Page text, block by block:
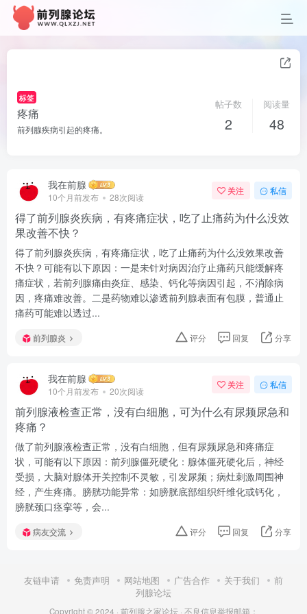
标签
疼痛
前列腺疾病引起的疼痛。
帖子数
2
阅读量
48
我在前腺
10个月前发布 28次阅读
关注 私信
得了前列腺炎疾病，有疼痛症状，吃了止痛药为什么没效
果改善不快？
得了前列腺炎疾病，有疼痛症状，吃了止痛药为什么没效果改善
不快？可能有以下原因：一是未针对病因治疗止痛药只能缓解疼
痛症状，若前列腺痛由炎症、感染、钙化等病因引起，不消除病
因，疼痛难改善。二是药物难以渗透前列腺表面有包膜，普通止
痛药可能难以透过...
前列腺炎 评分 回复 分享
我在前腺
10个月前发布 20次阅读
关注 私信
前列腺液检查正常，没有白细胞，可为什么有尿频尿急和
疼痛？
做了前列腺液检查正常，没有白细胞，但有尿频尿急和疼痛症
状，可能有以下原因：前列腺僵死硬化：腺体僵死硬化后，神经
受损，大脑对腺体开关控制不灵敏，引发尿频；病灶刺激周围神
经，产生疼痛。膀胱功能异常：如膀胱底部组织纤维化或钙化，
膀胱颈口痉挛等，会...
病友交流 评分 回复 分享
友链申请 免责声明 网站地图 广告合作 关于我们
前
列腺论坛
Copyright © 2024 · 前列腺之家论坛· 不良信息举报邮箱：